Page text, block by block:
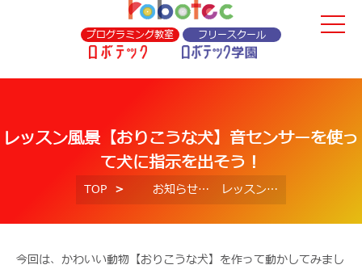
プログラミング教室 フリースクール
レッスン風景【おりこうな犬】音センサーを使っ
て犬に指示を出そう！
TOP お知らせ レッスン風景【おりこうな犬】音センサーを使って犬に指示を出そう！
今回は、かわいい動物【おりこうな犬】を作って動かしてみまし